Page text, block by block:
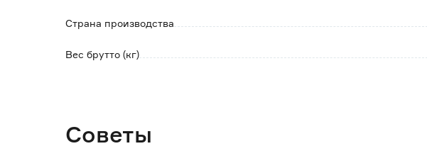
Страна производства
Вес брутто (кг)
Советы